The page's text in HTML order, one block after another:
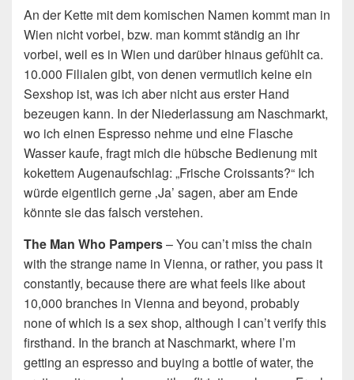
An der Kette mit dem komischen Namen kommt man in
Wien nicht vorbei, bzw. man kommt ständig an ihr
vorbei, weil es in Wien und darüber hinaus gefühlt ca.
10.000 Filialen gibt, von denen vermutlich keine ein
Sexshop ist, was ich aber nicht aus erster Hand
bezeugen kann. In der Niederlassung am Naschmarkt,
wo ich einen Espresso nehme und eine Flasche
Wasser kaufe, fragt mich die hübsche Bedienung mit
kokettem Augenaufschlag: „Frische Croissants?“ Ich
würde eigentlich gerne ‚Ja’ sagen, aber am Ende
könnte sie das falsch verstehen.
The Man Who Pampers– You can’t miss the chain
with the strange name in Vienna, or rather, you pass it
constantly, because there are what feels like about
10,000 branches in Vienna and beyond, probably
none of which is a sex shop, although I can’t verify this
firsthand. In the branch at Naschmarkt, where I’m
getting an espresso and buying a bottle of water, the